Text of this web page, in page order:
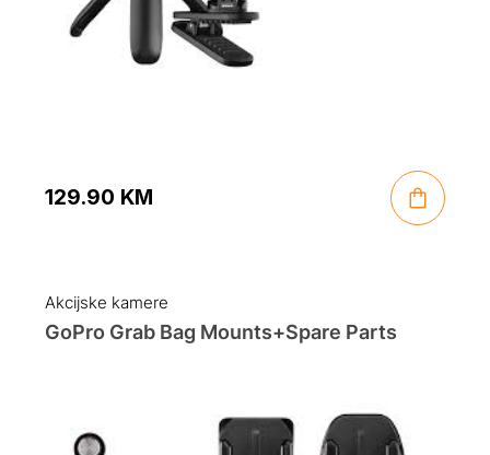
129.90 KM
Akcijske kamere
GoPro Grab Bag Mounts+Spare Parts